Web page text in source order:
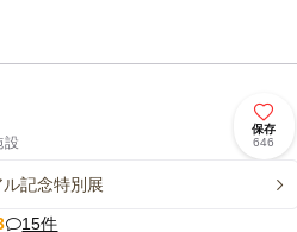
設
保存
646
記念特別展
15件